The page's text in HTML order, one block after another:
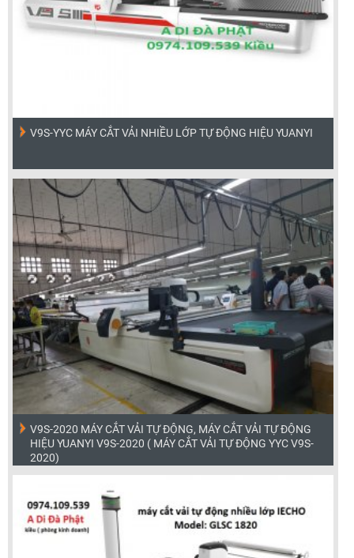
V9S-YYC MÁY CẮT VẢI NHIỀU LỚP TỰ ĐỘNG HIỆU YUANYI
V9S-2020 MÁY CẮT VẢI TỰ ĐỘNG, MÁY CẮT VẢI TỰ ĐỘNG
HIỆU YUANYI V9S-2020 ( MÁY CẮT VẢI TỰ ĐỘNG YYC V9S-
2020)